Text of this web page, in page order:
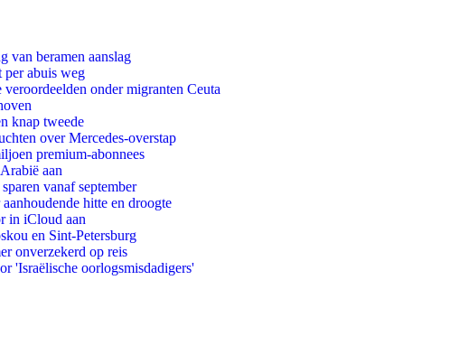
van beramen aanslag
abuis weg
onder migranten Ceuta
knap tweede
over Mercedes-overstap
premium-abonnees
aan
vanaf september
hitte en droogte
in iCloud aan
en Sint-Petersburg
onverzekerd op reis
'Israëlische oorlogsmisdadigers'